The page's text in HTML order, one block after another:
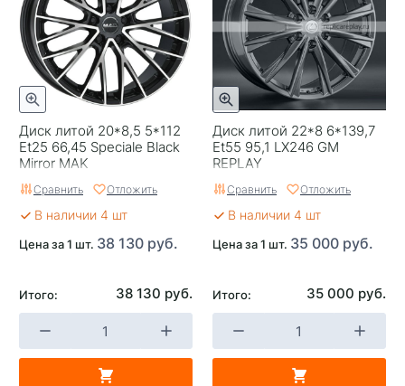
Категория
Легковые
Страна изготовителя
Китай
Replica
0
Завод изготовитель
Replay
Диск литой 20*8,5 5*112
Et25 66,45 Speciale Black
Mirror MAK
Сравнить Отложить
В наличии 4 шт
Цена за 1 шт. 38 130 руб.
Итого: 38 130 руб.
Диск литой 22*8 6*139,7
Et55 95,1 LX246 GM
REPLAY
Сравнить Отложить
В наличии 4 шт
Цена за 1 шт. 35 000 руб.
Итого: 35 000 руб.